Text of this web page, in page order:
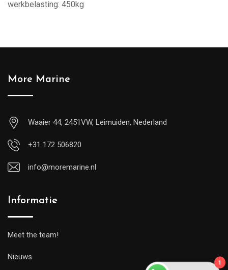
werkbelasting: 450kg
More Marine
Waaier 44, 2451VW, Leimuiden, Nederland
+31 172 506820
info@moremarine.nl
Informatie
Meet the team!
Nieuws 1